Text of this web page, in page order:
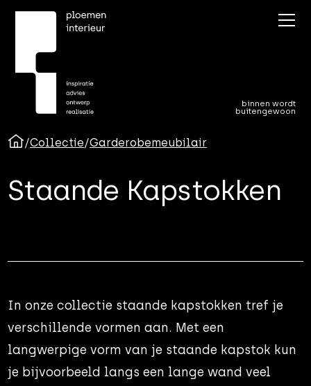
binnen wordt
buitengewoon
/Collectie/Garderobemeubilair
Staande Kapstokken
In onze collectie staande kapstokken tref je
verschillende vormen aan. Met een
langwerpige vorm van je staande kapstok kun
je bijvoorbeeld langs een lange wand veel